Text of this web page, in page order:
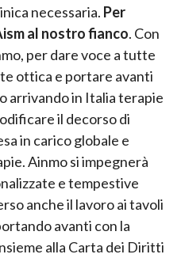
necessaria. Per
al nostro fianco. Con
per dare voce a tutte
ottica e portare avanti
arrivando in Italia terapie
il decorso di
in carico globale e
Ainmo si impegnerà
e tempestive
anche il lavoro ai tavoli
avanti con la
alla Carta dei Diritti